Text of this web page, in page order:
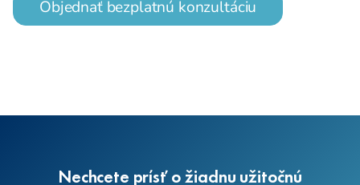
Objednať bezplatnú konzultáciu
Nechcete prísť o žiadnu užitočnú